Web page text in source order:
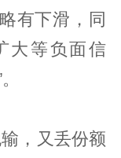
有下滑，同
大等负面信
，又丢份额